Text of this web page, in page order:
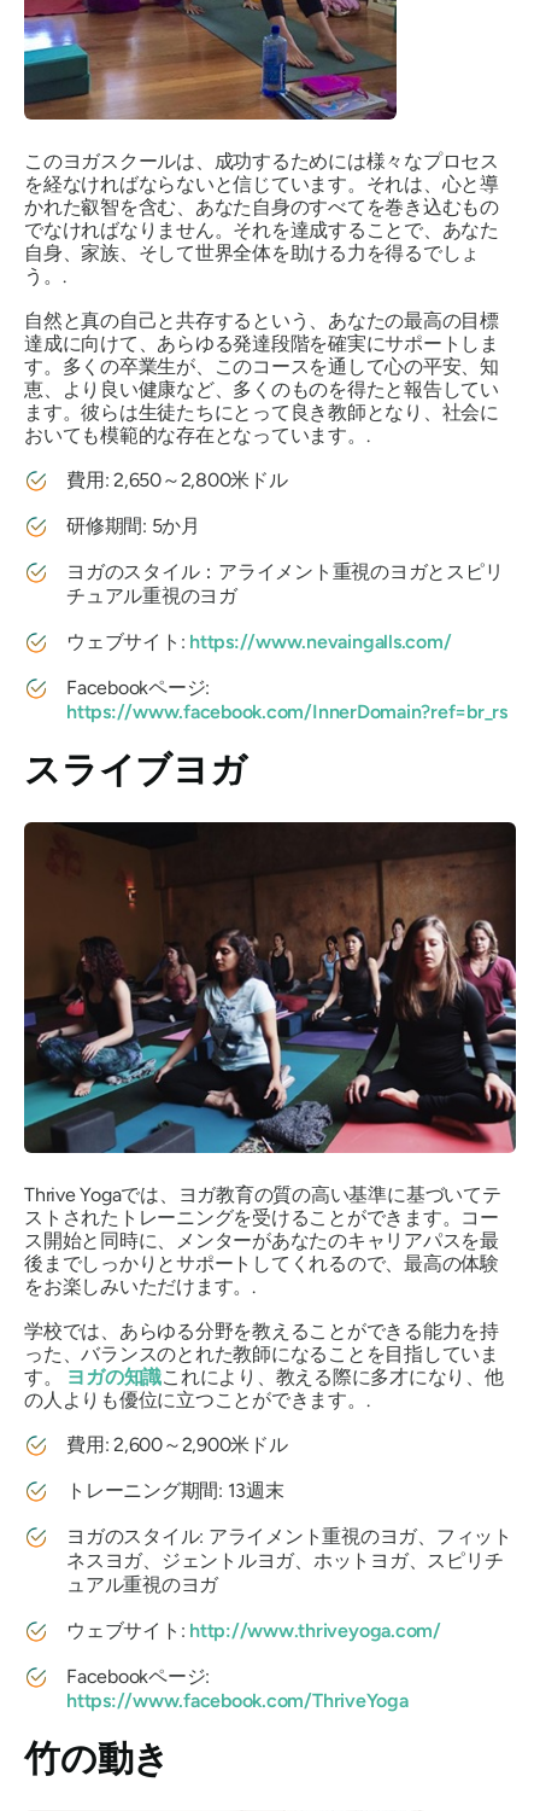
このヨガスクールは、成功するためには様々なプロセス
を経なければならないと信じています。それは、心と導
かれた叡智を含む、あなた自身のすべてを巻き込むもの
でなければなりません。それを達成することで、あなた
自身、家族、そして世界全体を助ける力を得るでしょ
う。.
自然と真の自己と共存するという、あなたの最高の目標
達成に向けて、あらゆる発達段階を確実にサポートしま
す。多くの卒業生が、このコースを通して心の平安、知
恵、より良い健康など、多くのものを得たと報告してい
ます。彼らは生徒たちにとって良き教師となり、社会に
おいても模範的な存在となっています。.
費用: 2,650～2,800米ドル
研修期間: 5か月
ヨガのスタイル：アライメント重視のヨガとスピリ
チュアル重視のヨガ
ウェブサイト: https://www.nevaingalls.com/
Facebookページ:
https://www.facebook.com/InnerDomain?ref=br_rs
スライブヨガ
Thrive Yogaでは、ヨガ教育の質の高い基準に基づいてテ
ストされたトレーニングを受けることができます。コー
ス開始と同時に、メンターがあなたのキャリアパスを最
後までしっかりとサポートしてくれるので、最高の体験
をお楽しみいただけます。.
学校では、あらゆる分野を教えることができる能力を持
った、バランスのとれた教師になることを目指していま
す。 ヨガの知識これにより、教える際に多才になり、他
の人よりも優位に立つことができます。.
費用: 2,600～2,900米ドル
トレーニング期間: 13週末
ヨガのスタイル: アライメント重視のヨガ、フィット
ネスヨガ、ジェントルヨガ、ホットヨガ、スピリチ
ュアル重視のヨガ
ウェブサイト: http://www.thriveyoga.com/
Facebookページ:
https://www.facebook.com/ThriveYoga
竹の動き